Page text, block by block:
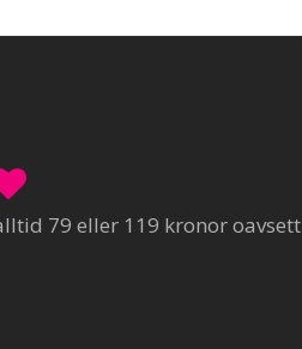
79 eller 119 kronor oavsett